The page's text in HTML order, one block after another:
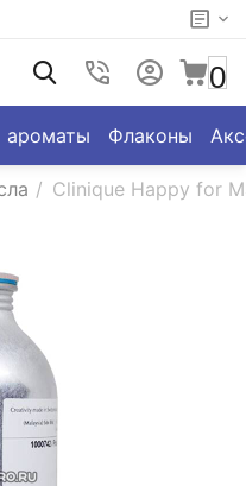
0
ароматы Флаконы
/ Clinique Happy for